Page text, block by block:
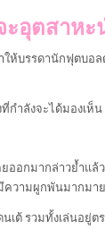
อุตสาหะ
ห้บรรดานักฟุตบอ
ำลังจะได้มองเห็
ออกมากล่าวย้ำแ
ความผูกพันมากมา
เต้ รวมทั้งเล่นอ